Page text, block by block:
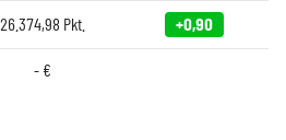
26.374,98 Pkt. +0,90
-€